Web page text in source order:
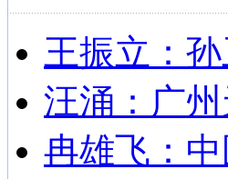
王振立：
汪涌：广
冉雄飞：